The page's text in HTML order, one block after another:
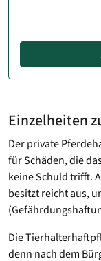
Einzelheiten
Der private
für Schäden, die
keine Schuld trifft.
besitzt reicht aus,
Die
denn nach dem